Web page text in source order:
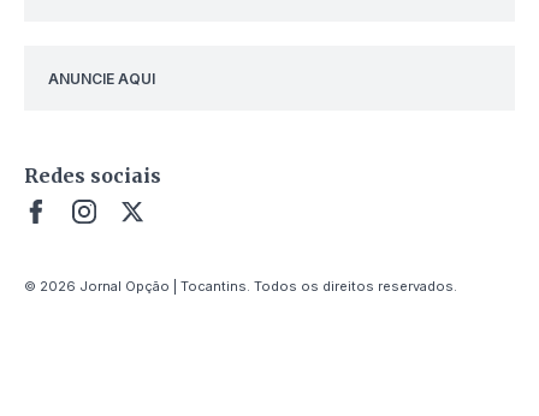
ANUNCIE AQUI
Redes sociais
© 2026 Jornal Opção | Tocantins. Todos os direitos reservados.